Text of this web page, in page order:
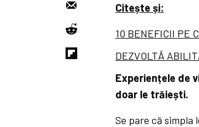
Citește și:
10 BENEFICII PE
DEZVOLTĂ
Experiențele de
doar le trăiești.
Se pare că